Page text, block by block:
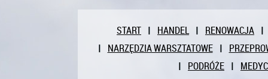
START HANDEL
RENOWACJA
NARZĘDZIA WARSZTATOWE
PODRÓŻE